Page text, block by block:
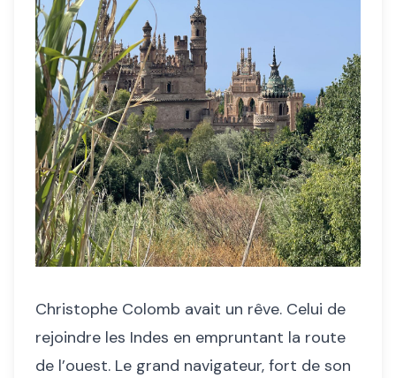
Christophe Colomb avait un rêve. Celui de
rejoindre les Indes en empruntant la route
de l’ouest. Le grand navigateur, fort de son